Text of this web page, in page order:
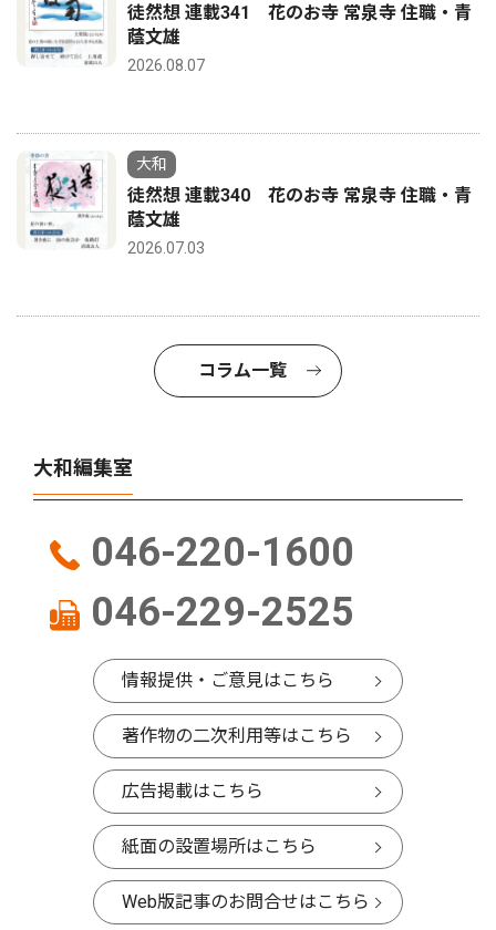
徒然想 連載341 花のお寺 常泉寺 住職・青
蔭文雄
2026.08.07
大和
徒然想 連載340 花のお寺 常泉寺 住職・青
蔭文雄
2026.07.03
コラム一覧
大和編集室
046-220-1600
046-229-2525
情報提供・ご意見はこちら
著作物の二次利用等はこちら
広告掲載はこちら
紙面の設置場所はこちら
Web版記事のお問合せはこちら